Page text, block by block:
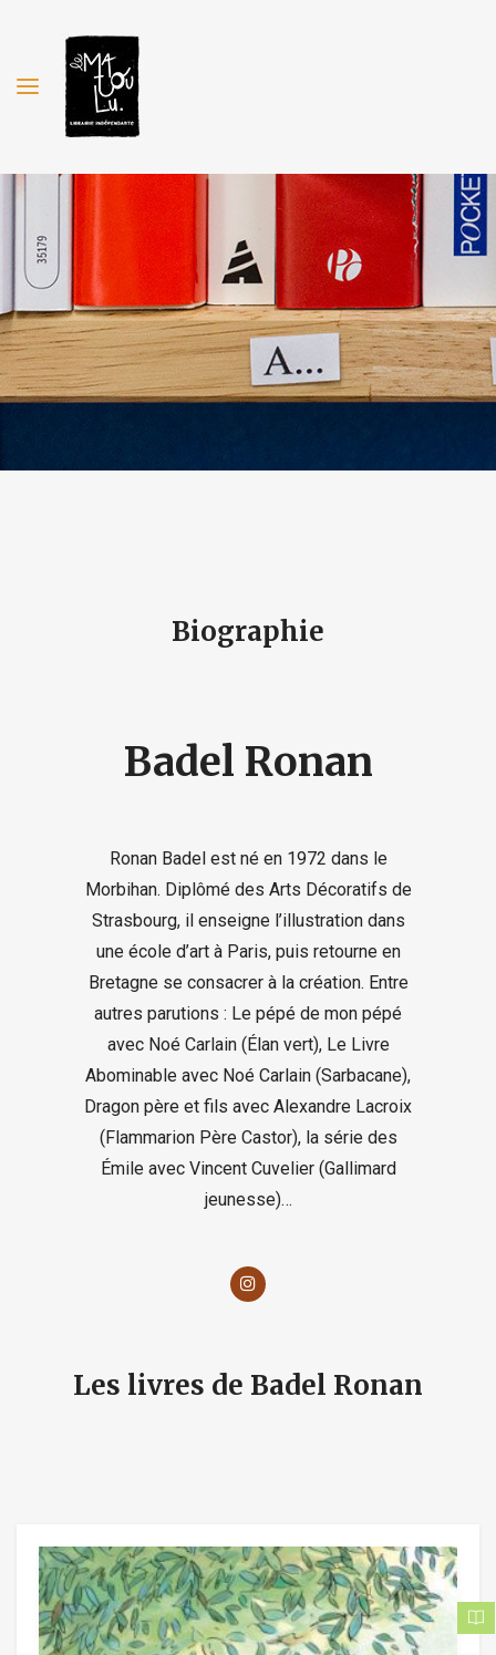
Biographie
Badel Ronan
Ronan Badel est né en 1972 dans le
Morbihan. Diplômé des Arts Décoratifs de
Strasbourg, il enseigne l’illustration dans
une école d’art à Paris, puis retourne en
Bretagne se consacrer à la création. Entre
autres parutions : Le pépé de mon pépé
avec Noé Carlain (Élan vert), Le Livre
Abominable avec Noé Carlain (Sarbacane),
Dragon père et fils avec Alexandre Lacroix
(Flammarion Père Castor), la série des
Émile avec Vincent Cuvelier (Gallimard
jeunesse)…
Les livres de Badel Ronan